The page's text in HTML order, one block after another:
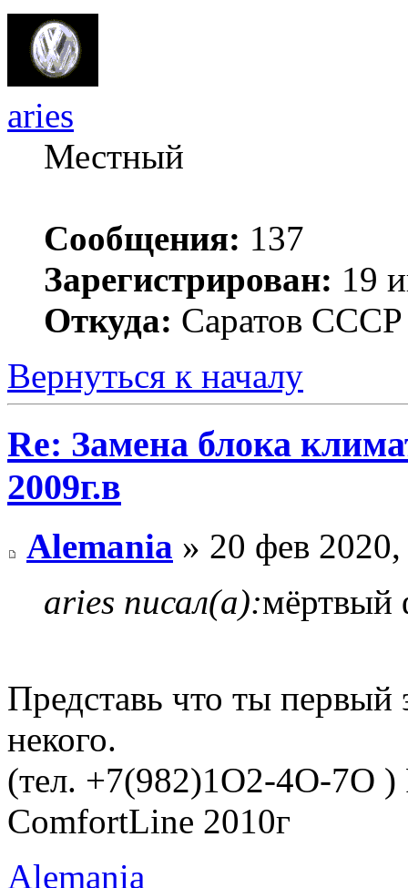
aries
Местный
Сообщения: 137
Зарегистрирован: 19
Откуда: Саратов
Вернуться к началу
Re: Замена блока
2009г.в
Alemania » 20 фев
aries писал(а):мёртвый
Представь что ты
некого.
(тел. +7(982)1O2-4O-7O
ComfortLine 2010г
Alemania